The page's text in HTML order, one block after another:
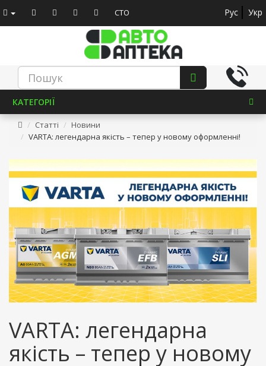
СТО Рус Укр
КАТЕГОРІЇ
Статті
Новини
VARTA: легендарна якість – тепер у новому оформленні!
VARTA: легендарна
якість – тепер у новому